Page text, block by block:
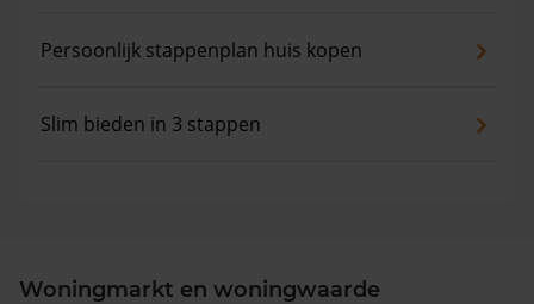
Persoonlijk stappenplan huis kopen
Slim bieden in 3 stappen
Woningmarkt en woningwaarde